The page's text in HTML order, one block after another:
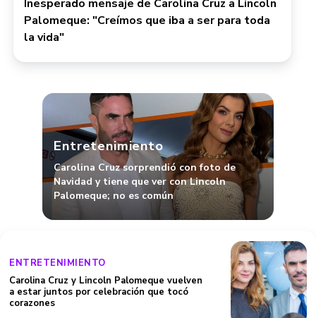
Inesperado mensaje de Carolina Cruz a Lincoln
Palomeque: "Creímos que iba a ser para toda
la vida"
Entretenimiento
Carolina Cruz sorprendió con foto de
Navidad y tiene que ver con Lincoln
Palomeque; no es común
ENTRETENIMIENTO
Carolina Cruz y Lincoln Palomeque vuelven
a estar juntos por celebración que tocó
corazones